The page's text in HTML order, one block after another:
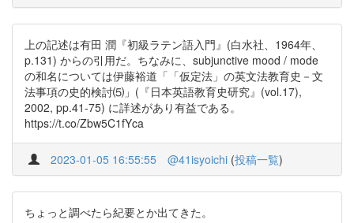
上の記述は有田 潤『初級ラテン語入門』(白水社、1964年、
p.131) からの引用だ。ちなみに、subjunctive mood / mode
の和名については伊藤裕道「「仮定法」の英文法教育史－文
法事項の史的検討⑸」(『日本英語教育史研究』(vol.17),
2002, pp.41-75) に詳述があり有益である。
https://t.co/Zbw5C1fYca
2023-01-05 16:55:55 @41isyoichi (投稿一覧)
ちょっと調べたら紀要とか出てきた。